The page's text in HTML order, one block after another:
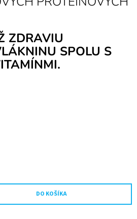
ZDRAVIU
SPOLU S
DO KOŠÍKA